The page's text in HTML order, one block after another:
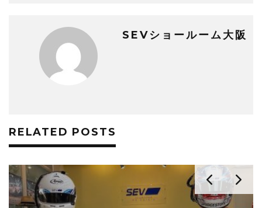
SEVショールーム大阪
RELATED POSTS